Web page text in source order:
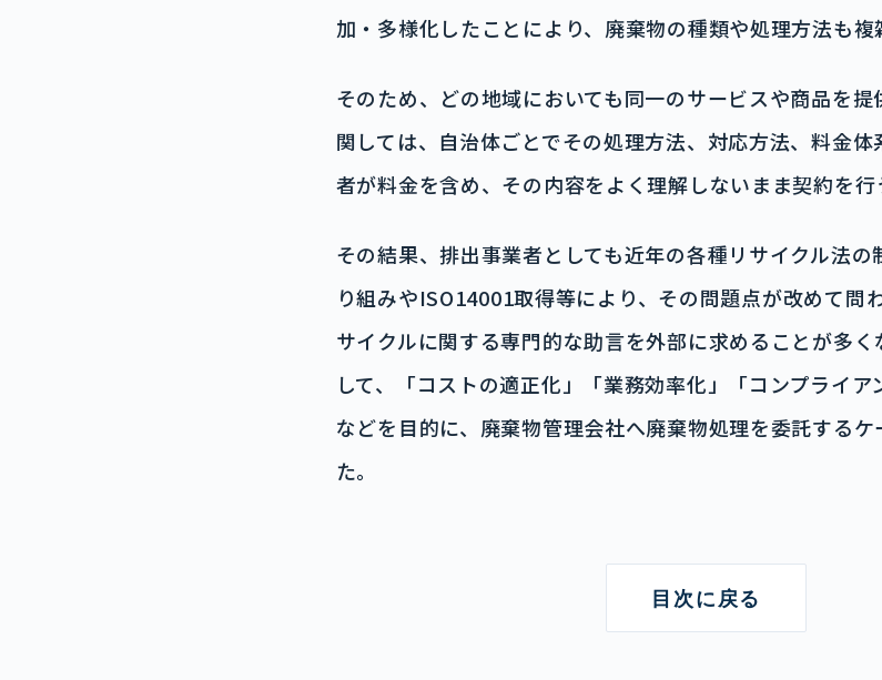
加・多様化したことにより、廃棄物の種類や処理方法も複
そのため、どの地域においても同一のサービスや商品を
関しては、自治体ごとでその処理方法、対応方法、料金
者が料金を含め、その内容をよく理解しないまま契約を行
その結果、排出事業者としても近年の各種リサイクル法
り組みやISO14001取得等により、その問題点が改めて問
サイクルに関する専門的な助言を外部に求めることが多
して、「コストの適正化」「業務効率化」「コンプライア
などを目的に、廃棄物管理会社へ廃棄物処理を委託する
た。
目次に戻る